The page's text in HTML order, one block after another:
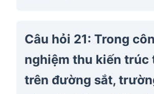
Câu hỏi 21: Trong
nghiệm thu kiến trúc
trên đường sắt,